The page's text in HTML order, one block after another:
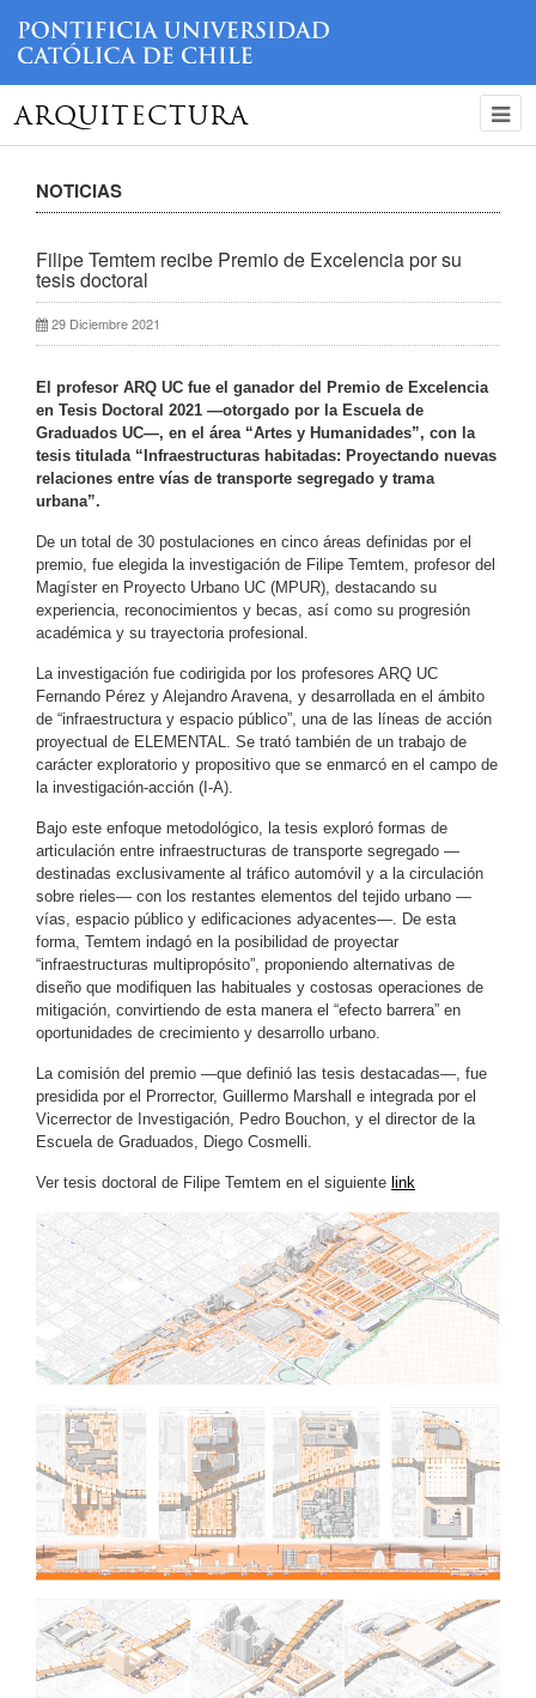
ARQUITECTURA
NOTICIAS
Filipe Temtem recibe Premio de Excelencia por su
tesis doctoral
29 Diciembre 2021
El profesor ARQ UC fue el ganador del Premio de Excelencia
en Tesis Doctoral 2021 —otorgado por la Escuela de
Graduados UC—, en el área “Artes y Humanidades”, con la
tesis titulada “Infraestructuras habitadas: Proyectando nuevas
relaciones entre vías de transporte segregado y trama
urbana”.
De un total de 30 postulaciones en cinco áreas definidas por el
premio, fue elegida la investigación de Filipe Temtem, profesor del
Magíster en Proyecto Urbano UC (MPUR), destacando su
experiencia, reconocimientos y becas, así como su progresión
académica y su trayectoria profesional.
La investigación fue codirigida por los profesores ARQ UC
Fernando Pérez y Alejandro Aravena, y desarrollada en el ámbito
de “infraestructura y espacio público”, una de las líneas de acción
proyectual de ELEMENTAL. Se trató también de un trabajo de
carácter exploratorio y propositivo que se enmarcó en el campo de
la investigación-acción (I-A).
Bajo este enfoque metodológico, la tesis exploró formas de
articulación entre infraestructuras de transporte segregado —
destinadas exclusivamente al tráfico automóvil y a la circulación
sobre rieles— con los restantes elementos del tejido urbano —
vías, espacio público y edificaciones adyacentes—. De esta
forma, Temtem indagó en la posibilidad de proyectar
“infraestructuras multipropósito”, proponiendo alternativas de
diseño que modifiquen las habituales y costosas operaciones de
mitigación, convirtiendo de esta manera el “efecto barrera” en
oportunidades de crecimiento y desarrollo urbano.
La comisión del premio —que definió las tesis destacadas—, fue
presidida por el Prorrector, Guillermo Marshall e integrada por el
Vicerrector de Investigación, Pedro Bouchon, y el director de la
Escuela de Graduados, Diego Cosmelli.
Ver tesis doctoral de Filipe Temtem en el siguiente link